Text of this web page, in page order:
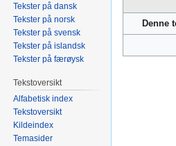
til
navigering
til
Denne
Tekster på dansk
Tekster på norsk
Tekster på svensk
Tekster på islandsk
Tekster på færøysk
Tekstoversikt
Alfabetisk index
Tekstoversikt
Kildeindex
Temasider